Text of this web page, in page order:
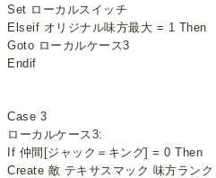
Set ローカルスイッチ
Elseif オリジナル味方最大 = 1 Then
Goto ローカルケース3
Endif
Case 3
ローカルケース3:
If 仲間[ジャック＝キング] = 0 Then
Create 敵 テキサスマック 味方ラン